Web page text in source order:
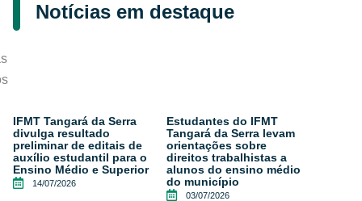
Notícias em destaque
IFMT Tangará da Serra
divulga resultado
preliminar de editais de
auxílio estudantil para o
Ensino Médio e Superior
14/07/2026
Estudantes do IFMT
Tangará da Serra levam
orientações sobre
direitos trabalhistas a
alunos do ensino médio
do município
03/07/2026